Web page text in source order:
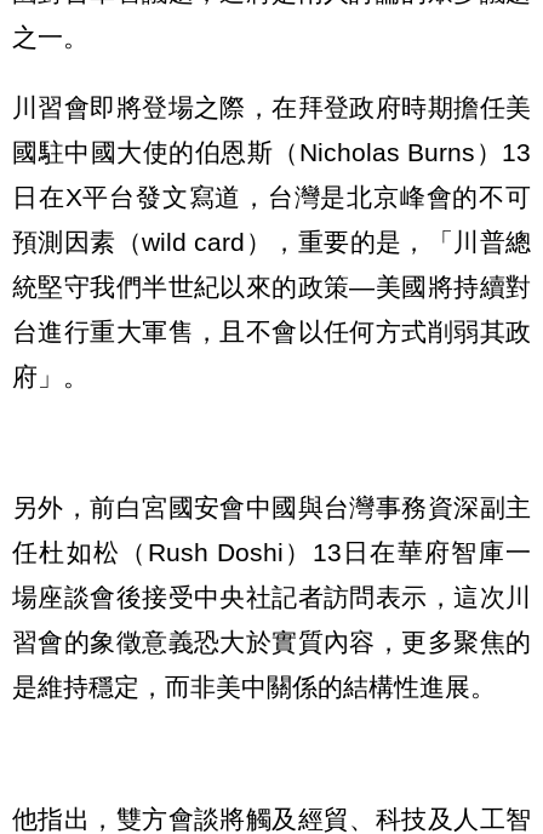
之一。
川習會即將登場之際，在拜登政府時期擔任美
國駐中國大使的伯恩斯（Nicholas Burns）13
日在X平台發文寫道，台灣是北京峰會的不可
預測因素（wild card），重要的是，「川普總
統堅守我們半世紀以來的政策—美國將持續對
台進行重大軍售，且不會以任何方式削弱其政
府」。
另外，前白宮國安會中國與台灣事務資深副主
任杜如松（Rush Doshi）13日在華府智庫一
場座談會後接受中央社記者訪問表示，這次川
習會的象徵意義恐大於實質內容，更多聚焦的
是維持穩定，而非美中關係的結構性進展。
他指出，雙方會談將觸及經貿、科技及人工智